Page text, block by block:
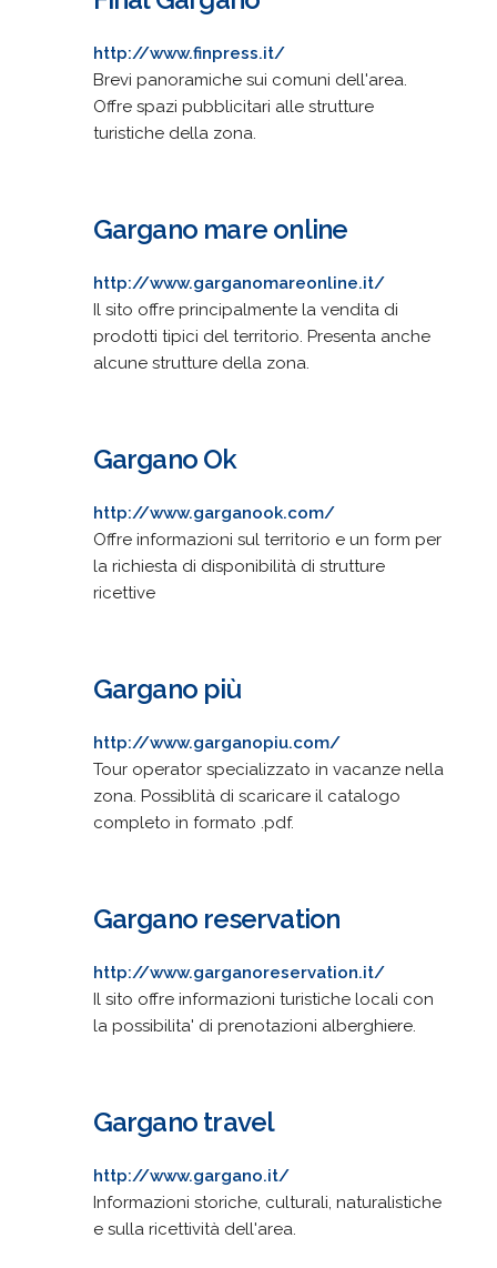
http://www.finpress.it/
Brevi panoramiche sui comuni dell'area.
Offre spazi pubblicitari alle strutture
turistiche della zona.
Gargano mare online
http://www.garganomareonline.it/
Il sito offre principalmente la vendita di
prodotti tipici del territorio. Presenta anche
alcune strutture della zona.
Gargano Ok
http://www.garganook.com/
Offre informazioni sul territorio e un form per
la richiesta di disponibilità di strutture
ricettive
Gargano più
http://www.garganopiu.com/
Tour operator specializzato in vacanze nella
zona. Possiblità di scaricare il catalogo
completo in formato .pdf.
Gargano reservation
http://www.garganoreservation.it/
Il sito offre informazioni turistiche locali con
la possibilita' di prenotazioni alberghiere.
Gargano travel
http://www.gargano.it/
Informazioni storiche, culturali, naturalistiche
e sulla ricettività dell'area.